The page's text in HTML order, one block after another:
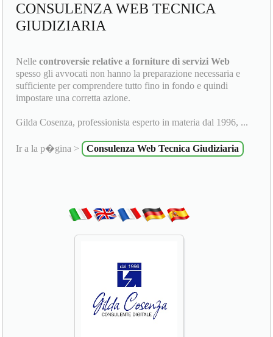
CONSULENZA WEB TECNICA
GIUDIZIARIA
Nellecontroversie relative a forniture di servizi Web
spesso gli avvocati non hanno la preparazione necessaria e
sufficiente per comprendere tutto fino in fondo e quindi
impostare una corretta azione.
Gilda Cosenza, professionista esperto in materia dal 1996, ...
Ir a la p�gina > Consulenza Web Tecnica Giudiziaria